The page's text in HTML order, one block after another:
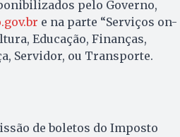
pelo Governo,
e na parte “Serviços on-
Educação, Finanças,
Servidor, ou Transporte.
de boletos do Imposto